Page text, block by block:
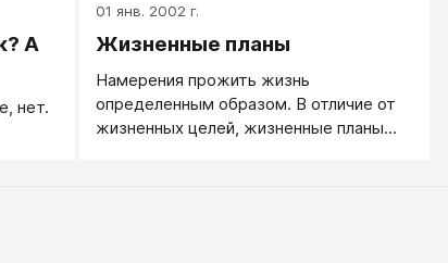
А
нет.
01 янв. 2002 г.
Жизненные планы
Намерения прожить жизнь
определенным образом. В отличие от
жизненных целей, жизненные планы